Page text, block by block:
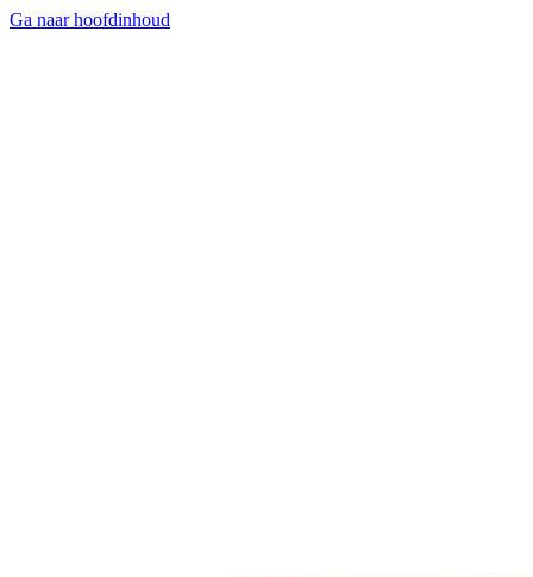
Ga naar hoofdinhoud